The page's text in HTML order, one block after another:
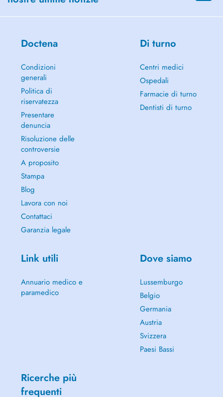
Doctena
Condizioni
generali
Politica di
riservatezza
Presentare
denuncia
Risoluzione delle
controversie
A proposito
Stampa
Blog
Lavora con noi
Contattaci
Garanzia legale
Di turno
Centri medici
Ospedali
Farmacie di turno
Dentisti di turno
Link utili
Annuario medico e
paramedico
Dove siamo
Lussemburgo
Belgio
Germania
Austria
Svizzera
Paesi Bassi
Ricerche più
frequenti